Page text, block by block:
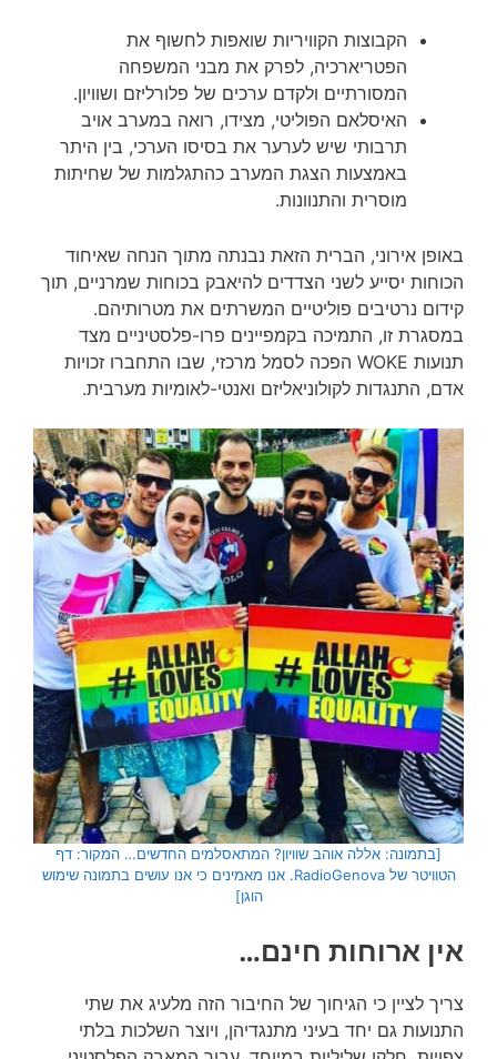
הקבוצות הקוויריות שואפות לחשוף את
הפטריארכיה, לפרק את מבני המשפחה
המסורתיים ולקדם ערכים של פלורליזם ושוויון.
האיסלאם הפוליטי, מצידו, רואה במערב אויב
תרבותי שיש לערער את בסיסו הערכי, בין היתר
באמצעות הצגת המערב כהתגלמות של שחיתות
מוסרית והתנוונות.
באופן אירוני, הברית הזאת נבנתה מתוך הנחה שאיחוד
הכוחות יסייע לשני הצדדים להיאבק בכוחות שמרניים, תוך
קידום נרטיבים פוליטיים המשרתים את מטרותיהם.
במסגרת זו, התמיכה בקמפיינים פרו-פלסטיניים מצד
תנועות WOKE הפכה לסמל מרכזי, שבו התחברו זכויות
אדם, התנגדות לקולוניאליזם ואנטי-לאומיות מערבית.
[בתמונה: אללה אוהב שוויון? המתאסלמים החדשים… המקור: דף
הטוויטר של RadioGenova. אנו מאמינים כי אנו עושים בתמונה שימוש
הוגן]
אין ארוחות חינם…
צריך לציין כי הגיחוך של החיבור הזה מלעיג את שתי
התנועות גם יחד בעיני מתנגדיהן, ויוצר השלכות בלתי